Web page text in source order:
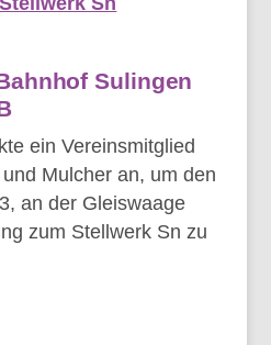
Sulingen
ein Vereinsmitglied
Mulcher an, um den
an der Gleiswaage
zum Stellwerk Sn zu